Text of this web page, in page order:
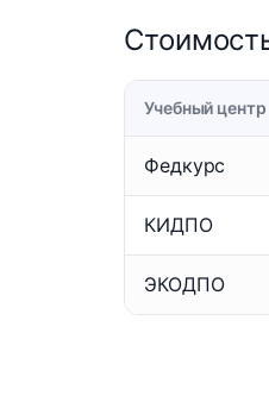
Учебный центр
Федкурс
КИДПО
ЭКОДПО